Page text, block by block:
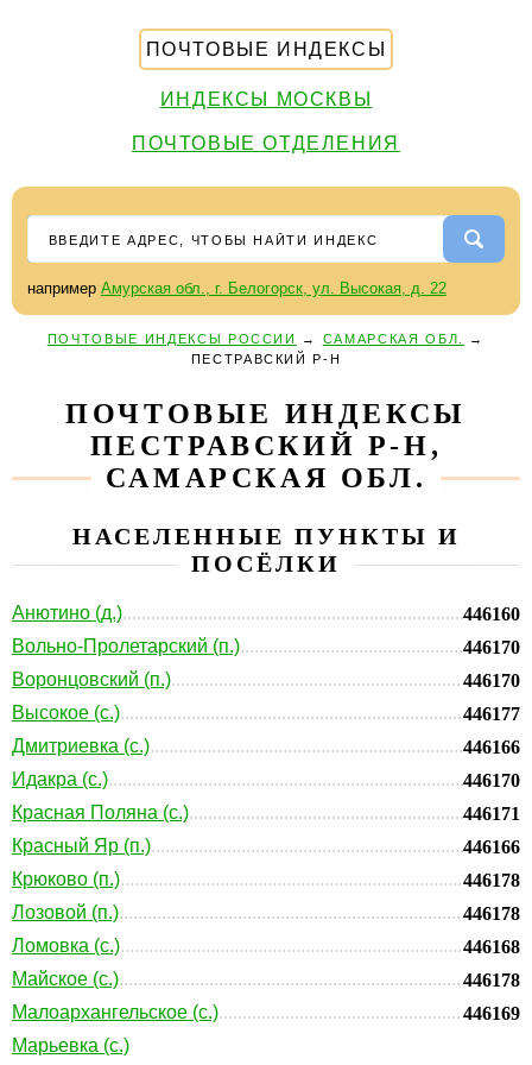
ПОЧТОВЫЕ ИНДЕКСЫ
ИНДЕКСЫ МОСКВЫ
ПОЧТОВЫЕ ОТДЕЛЕНИЯ
например Амурская обл., г. Белогорск, ул. Высокая, д. 22
ПОЧТОВЫЕ ИНДЕКСЫ РОССИИ → САМАРСКАЯ ОБЛ.
→
ПЕСТРАВСКИЙ Р-Н
ПОЧТОВЫЕ ИНДЕКСЫ
ПЕСТРАВСКИЙ Р-Н,
САМАРСКАЯ ОБЛ.
НАСЕЛЕННЫЕ ПУНКТЫ И
ПОСЁЛКИ
Анютино (д.)
446160
Вольно-Пролетарский (п.)
446170
Воронцовский (п.)
446170
Высокое (с.)
446177
Дмитриевка (с.)
446166
Идакра (с.)
446170
Красная Поляна (с.)
446171
Красный Яр (п.)
446166
Крюково (п.)
446178
Лозовой (п.)
446178
Ломовка (с.)
446168
Майское (с.)
446178
Малоархангельское (с.)
446169
Марьевка (с.)